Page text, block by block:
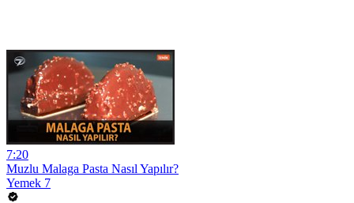
7:20
Muzlu Malaga Pasta Nasıl Yapılır?
Yemek 7